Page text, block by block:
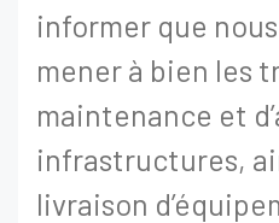
informer que
mener à bien les
maintenance et
infrastructures,
livraison